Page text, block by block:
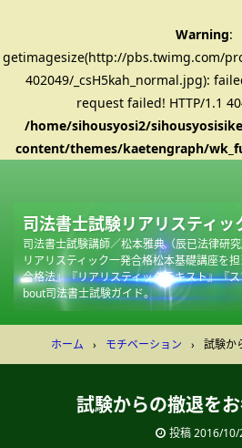
Warning:
getimagesize(http://pbs.twimg.com/
402049/_csH5kah_normal.jpg):
request failed! HTTP/1.1
/home/sihousyosi2/
content/themes/kaetengraph/
司法書士試験リアリスティッ
司法書士試験講師／松本雅典（辰已法律研
リアリスティック一発合格松本基礎講座を
合格法』『リアリスティックテキスト』『
bout司法書士試験ガイド。
ホーム › モチベーション › 試験か
試験からの撤退を
投稿2016/10/